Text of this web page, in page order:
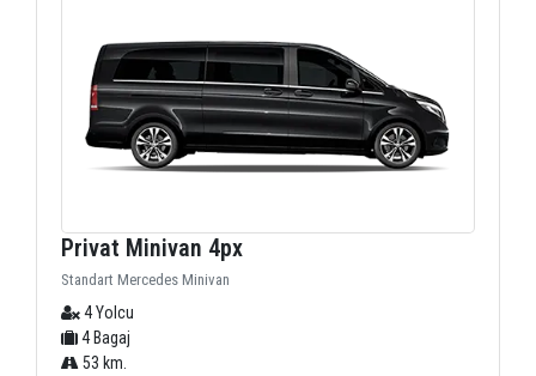
Privat Minivan 4px
Standart Mercedes Minivan
4 Yolcu
4 Bagaj
53 km.